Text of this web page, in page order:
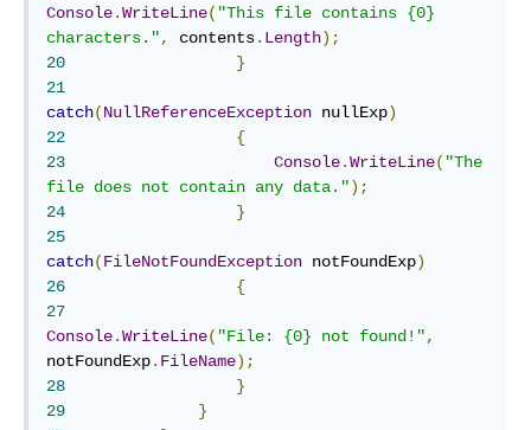
Console.WriteLine( "This file contains {0}
characters.", contents. Length);
20
}
21
catch(NullReferenceException nullExp)
22
{
23
Console.WriteLine( "The
file does not contain any data.");
24
}
25
catch(FileNotFoundException notFoundExp)
26
{
27
Console.WriteLine( "File: {0} not found!",
notFoundExp. FileName);
28
}
29
}